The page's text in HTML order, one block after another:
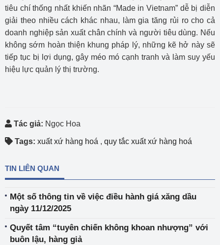
tiêu chí thống nhất khiến nhãn “Made in Vietnam” dễ bị diễn
giải theo nhiều cách khác nhau, làm gia tăng rủi ro cho cả
doanh nghiệp sản xuất chân chính và người tiêu dùng. Nếu
không sớm hoàn thiện khung pháp lý, những kẽ hở này sẽ
tiếp tục bị lợi dụng, gây méo mó cạnh tranh và làm suy yếu
hiệu lực quản lý thị trường.
Tác giả: Ngọc Hoa
Tags: xuất xứ hàng hoá , quy tắc xuất xứ hàng hoá
TIN LIÊN QUAN
Một số thông tin về việc điều hành giá xăng dầu
ngày 11/12/2025
Quyết tâm “tuyên chiến không khoan nhượng” với
buôn lậu, hàng giả